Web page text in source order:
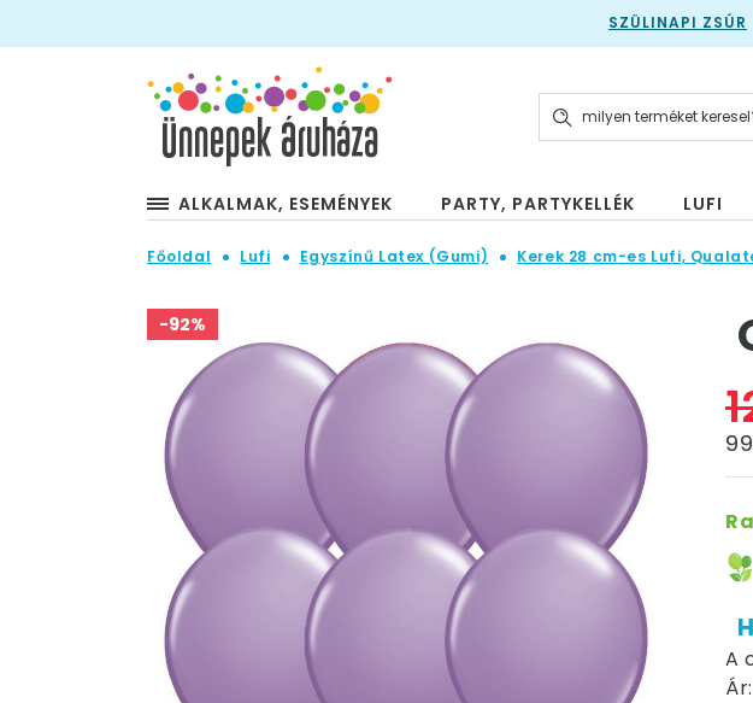
SZÜLINAPI ZSÚR
ALKALMAK, ESEMÉNYEK PARTY, PARTYKELLÉK LUFI
Főoldal Lufi Egyszínű Latex (Gumi) Kerek 28 cm-es Lufi,
-92%
A